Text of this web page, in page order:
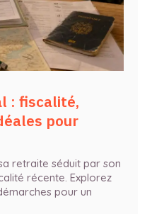
: fiscalité,
pour
retraite séduit par son
récente. Explorez
pour un